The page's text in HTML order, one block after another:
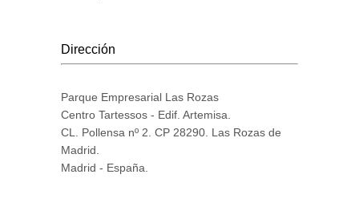
Dirección
Parque Empresarial Las Rozas
Centro Tartessos - Edif. Artemisa.
CL. Pollensa nº 2. CP 28290. Las Rozas de
Madrid.
Madrid - España.